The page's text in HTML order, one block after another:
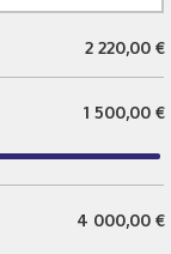
2 220,00 €
1 500,00 €
4 000,00 €